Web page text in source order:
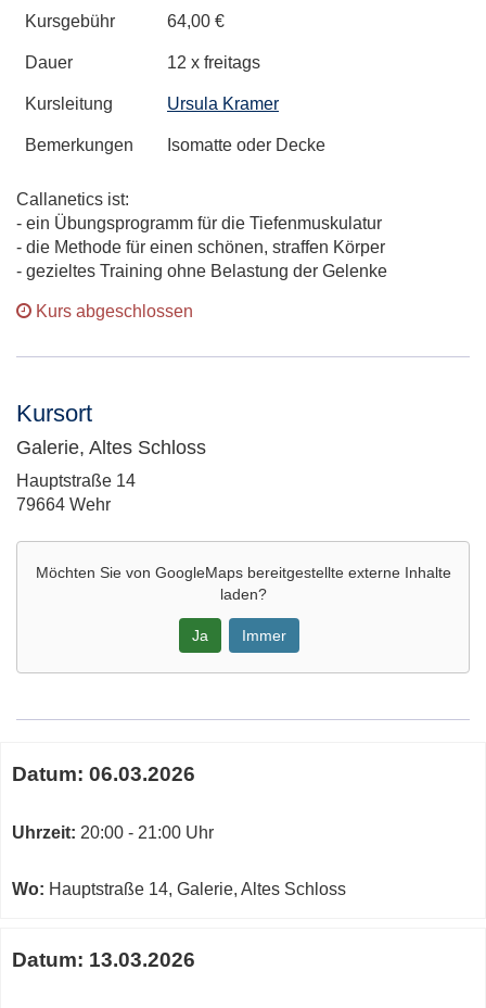
Kursgebühr 64,00 €
Dauer 12 x freitags
Kursleitung Ursula Kramer
Bemerkungen Isomatte oder Decke
Callanetics ist:
- ein Übungsprogramm für die Tiefenmuskulatur
- die Methode für einen schönen, straffen Körper
- gezieltes Training ohne Belastung der Gelenke
Kurs abgeschlossen
Kursort
Galerie, Altes Schloss
Adresse:
Hauptstraße 14
79664 Wehr
Möchten Sie von GoogleMapsbereitgestellte externe Inhalte
laden?
Ja Immer
Maps
von
Schloss
neuem
zum
Kurs
Datum: 06.03.2026
Uhrzeit: 20:00 - 21:00 Uhr
Wo: Hauptstraße 14, Galerie, Altes Schloss
Datum: 13.03.2026